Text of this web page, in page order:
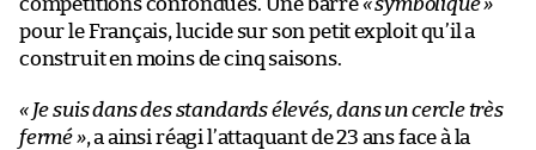
pour le Français, lucide sur son petit exploit qu’il a
construit en moins de cinq saisons.
« Je suis dans des standards élevés, dans un cercle très
fermé », a ainsi réagi l’attaquant de 23 ans face à la